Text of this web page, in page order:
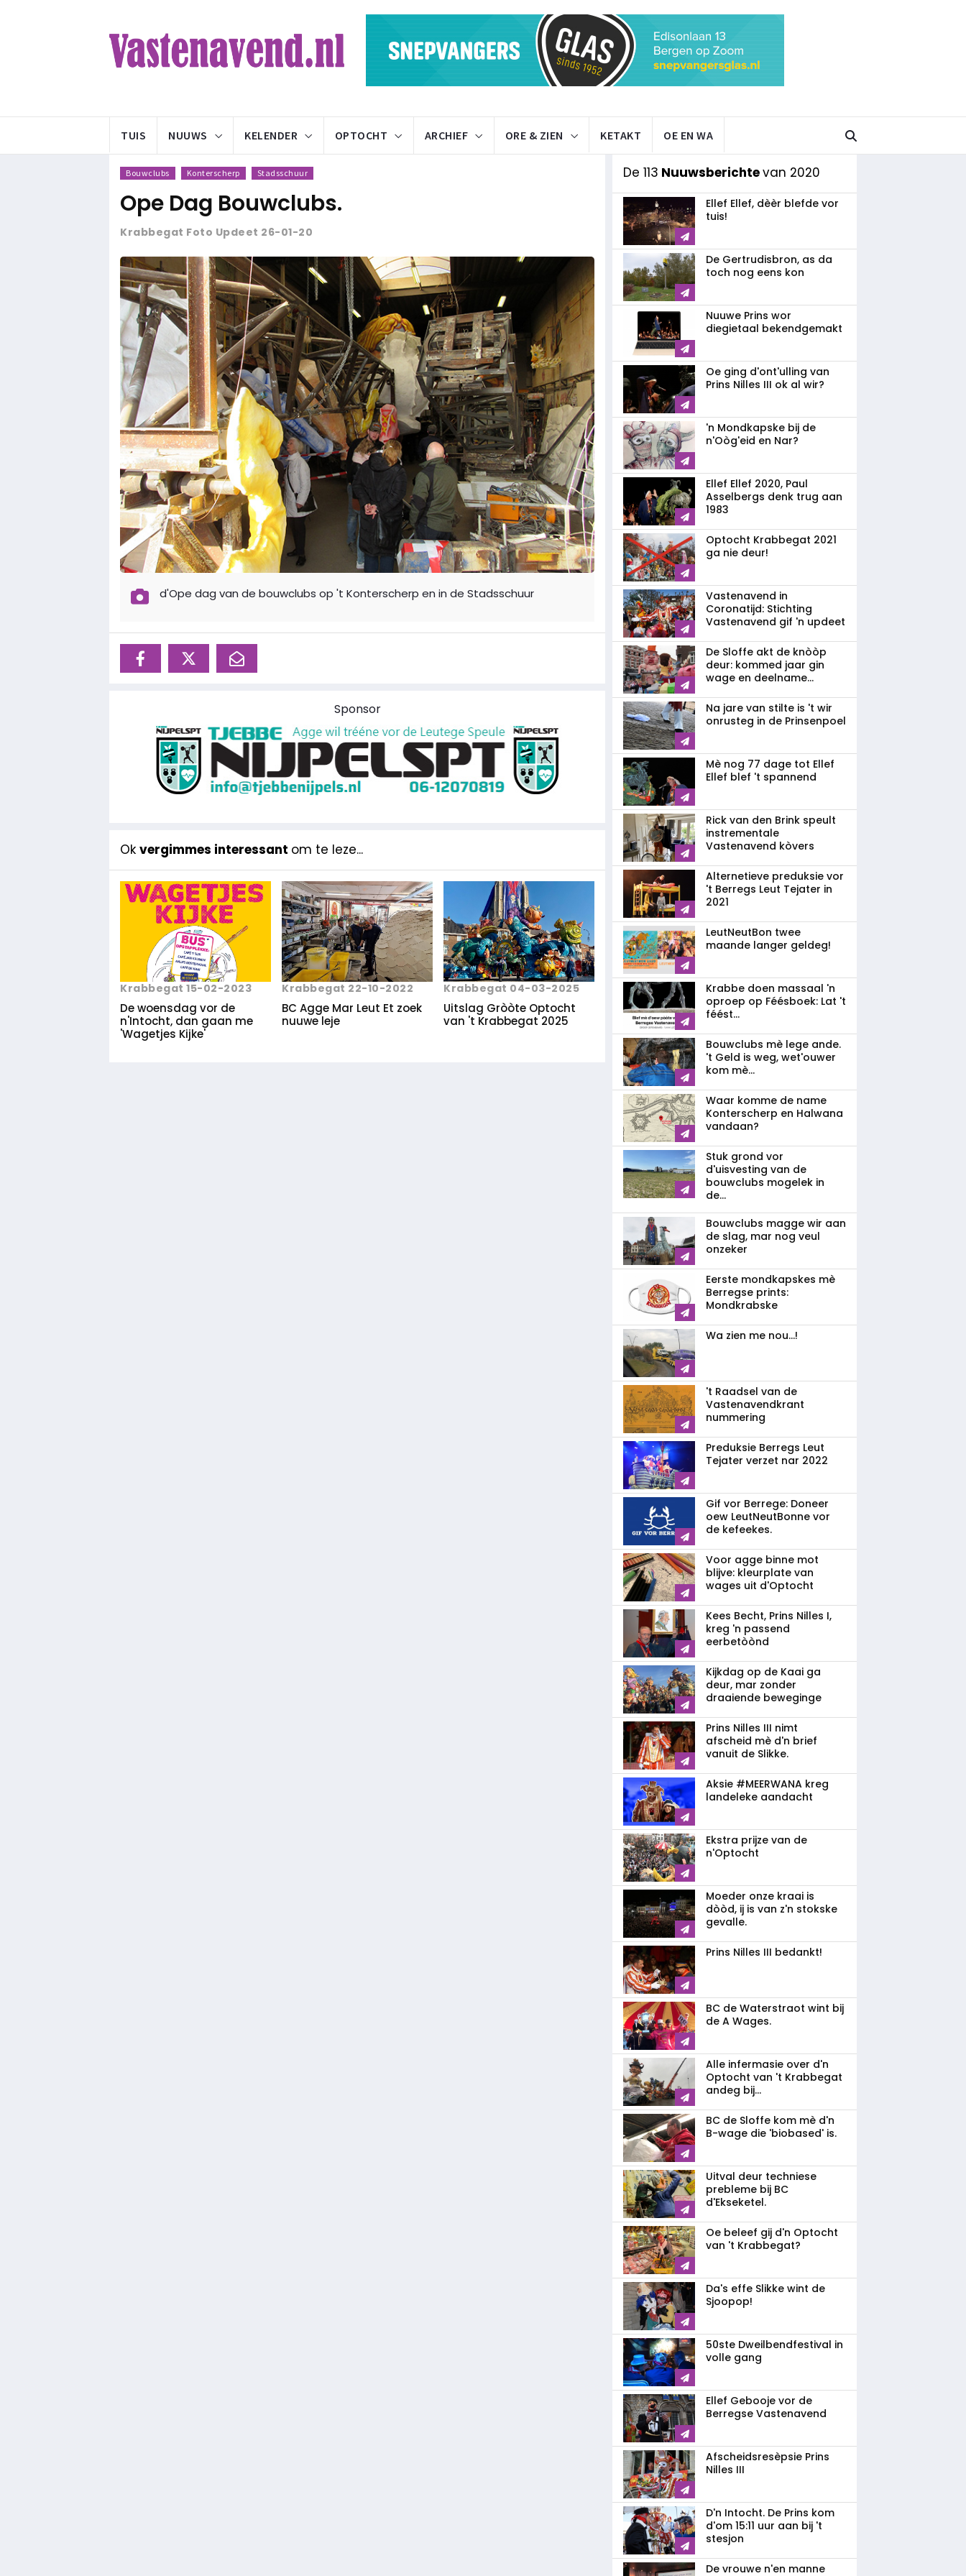
TUIS NUUWS KELENDER OPTOCHT ARCHIEF ORE & ZIEN KETAKT OE EN WA
Bouwclubs Konterscherp Stadsschuur
Ope Dag Bouwclubs.
Krabbegat Foto Updeet 26-01-20
d'Ope dag van de bouwclubs op 't Konterscherp en in de Stadsschuur
Sponsor
Ok vergimmes interessant om te leze...
Krabbegat 15-02-2023
De woensdag vor de
n'Intocht, dan gaan me
'Wagetjes Kijke'
Krabbegat 22-10-2022
BC Agge Mar Leut Et zoek
nuuwe leje
Krabbegat 04-03-2025
Uitslag Gròòte Optocht
van 't Krabbegat 2025
De 113 Nuuwsberichtevan 2020
Ellef Ellef, dèèr blefde vor
tuis!
De Gertrudisbron, as da
toch nog eens kon
Nuuwe Prins wor
diegietaal bekendgemakt
Oe ging d'ont'ulling van
Prins Nilles III ok al wir?
'n Mondkapske bij de
n'Oòg'eid en Nar?
Ellef Ellef 2020, Paul
Asselbergs denk trug aan
1983
Optocht Krabbegat 2021
ga nie deur!
Vastenavend in
Coronatijd: Stichting
Vastenavend gif 'n updeet
De Sloffe akt de knòòp
deur: kommed jaar gin
wage en deelname...
Na jare van stilte is 't wir
onrusteg in de Prinsenpoel
Mè nog 77 dage tot Ellef
Ellef blef 't spannend
Rick van den Brink speult
instrementale
Vastenavend kòvers
Alternetieve preduksie vor
't Berregs Leut Tejater in
2021
LeutNeutBon twee
maande langer geldeg!
Krabbe doen massaal 'n
oproep op Féésboek: Lat 't
féést...
Bouwclubs mè lege ande.
't Geld is weg, wet'ouwer
kom mè...
Waar komme de name
Konterscherp en Halwana
vandaan?
Stuk grond vor
d'uisvesting van de
bouwclubs mogelek in
de...
Bouwclubs magge wir aan
de slag, mar nog veul
onzeker
Eerste mondkapskes mè
Berregse prints:
Mondkrabske
Wa zien me nou...!
't Raadsel van de
Vastenavendkrant
nummering
Preduksie Berregs Leut
Tejater verzet nar 2022
Gif vor Berrege: Doneer
oew LeutNeutBonne vor
de kefeekes.
Voor agge binne mot
blijve: kleurplate van
wages uit d'Optocht
Kees Becht, Prins Nilles I,
kreg 'n passend
eerbetòònd
Kijkdag op de Kaai ga
deur, mar zonder
draaiende beweginge
Prins Nilles III nimt
afscheid mè d'n brief
vanuit de Slikke.
Aksie #MEERWANA kreg
landeleke aandacht
Ekstra prijze van de
n'Optocht
Moeder onze kraai is
dòòd, ij is van z'n stokske
gevalle.
Prins Nilles III bedankt!
BC de Waterstraot wint bij
de A Wages.
Alle infermasie over d'n
Optocht van 't Krabbegat
andeg bij...
BC de Sloffe kom mè d'n
B-wage die 'biobased' is.
Uitval deur techniese
prebleme bij BC
d'Ekseketel.
Oe beleef gij d'n Optocht
van 't Krabbegat?
Da's effe Slikke wint de
Sjoopop!
50ste Dweilbendfestival in
volle gang
Ellef Gebooje vor de
Berregse Vastenavend
Afscheidsresèpsie Prins
Nilles III
D'n Intocht. De Prins kom
d'om 15:11 uur aan bij 't
stesjon
De vrouwe n'en manne